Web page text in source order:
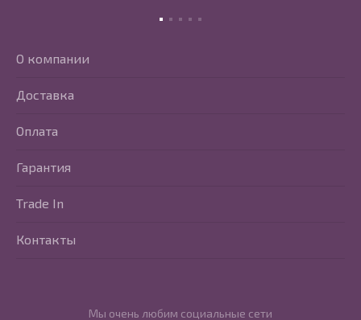
Мы очень любим социальные сети
О компании
Доставка
Оплата
Гарантия
Trade In
Контакты